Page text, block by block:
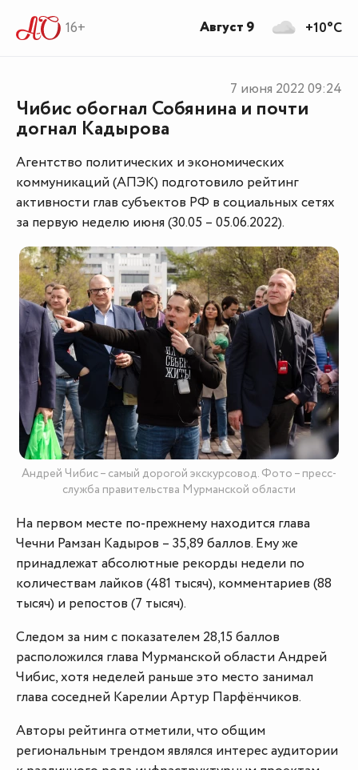
16+
Чибис обогнал Собянина и почти
догнал Кадырова
7 июня 2022 09:24
Агентство политических и экономических
коммуникаций (АПЭК) подготовило рейтинг
активности глав субъектов РФ в социальных сетях
за первую неделю июня (30.05 – 05.06.2022).
Андрей Чибис – самый дорогой экскурсовод. Фото – пресс-
служба правительства Мурманской области
На первом месте по-прежнему находится глава
Чечни Рамзан Кадыров – 35,89 баллов. Ему же
принадлежат абсолютные рекорды недели по
количествам лайков (481 тысяч), комментариев (88
тысяч) и репостов (7 тысяч).
Следом за ним с показателем 28,15 баллов
расположился глава Мурманской области Андрей
Чибис, хотя неделей раньше это место занимал
глава соседней Карелии Артур Парфёнчиков.
Авторы рейтинга отметили, что общим
региональным трендом являлся интерес аудитории
+10°C
Август 9